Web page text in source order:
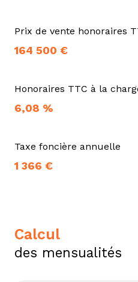
Prix de vente honoraires
164 500 €
Honoraires TTC à la
6,08 %
Taxe foncière annuelle
1 366 €
calcul
des mensualités